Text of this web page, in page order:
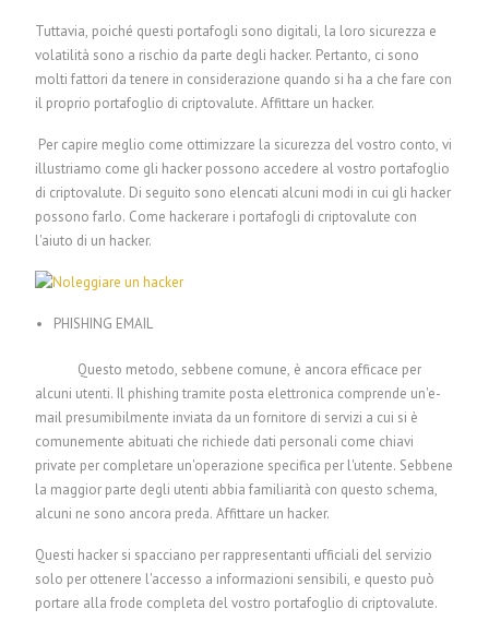
Tuttavia, poiché questi portafogli sono digitali, la loro sicurezza e
volatilità sono a rischio da parte degli hacker. Pertanto, ci sono
molti fattori da tenere in considerazione quando si ha a che fare con
il proprio portafoglio di criptovalute.Affittare un hacker.
Per capire meglio come ottimizzare la sicurezza del vostro conto, vi
illustriamo come gli hacker possono accedere al vostro portafoglio
di criptovalute. Di seguito sono elencati alcuni modi in cui gli hacker
possono farlo. Come hackerare i portafogli di criptovalute con
l'aiuto di un hacker.
PHISHING EMAIL
Questo metodo, sebbene comune, è ancora efficace per
alcuni utenti. Il phishing tramite posta elettronica comprende un'e-
mail presumibilmente inviata da un fornitore di servizi a cui si è
comunemente abituati che richiede dati personali come chiavi
private per completare un'operazione specifica per l'utente. Sebbene
la maggior parte degli utenti abbia familiarità con questo schema,
alcuni ne sono ancora preda.Affittare un hacker.
Questi hacker si spacciano per rappresentanti ufficiali del servizio
solo per ottenere l'accesso a informazioni sensibili, e questo può
portare alla frode completa del vostro portafoglio di criptovalute.